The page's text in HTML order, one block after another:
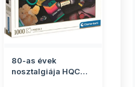
80-as évek
nosztalgiája HQC